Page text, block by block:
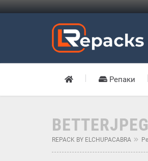
Репаки
REPACK BY ELCHUPACABRA